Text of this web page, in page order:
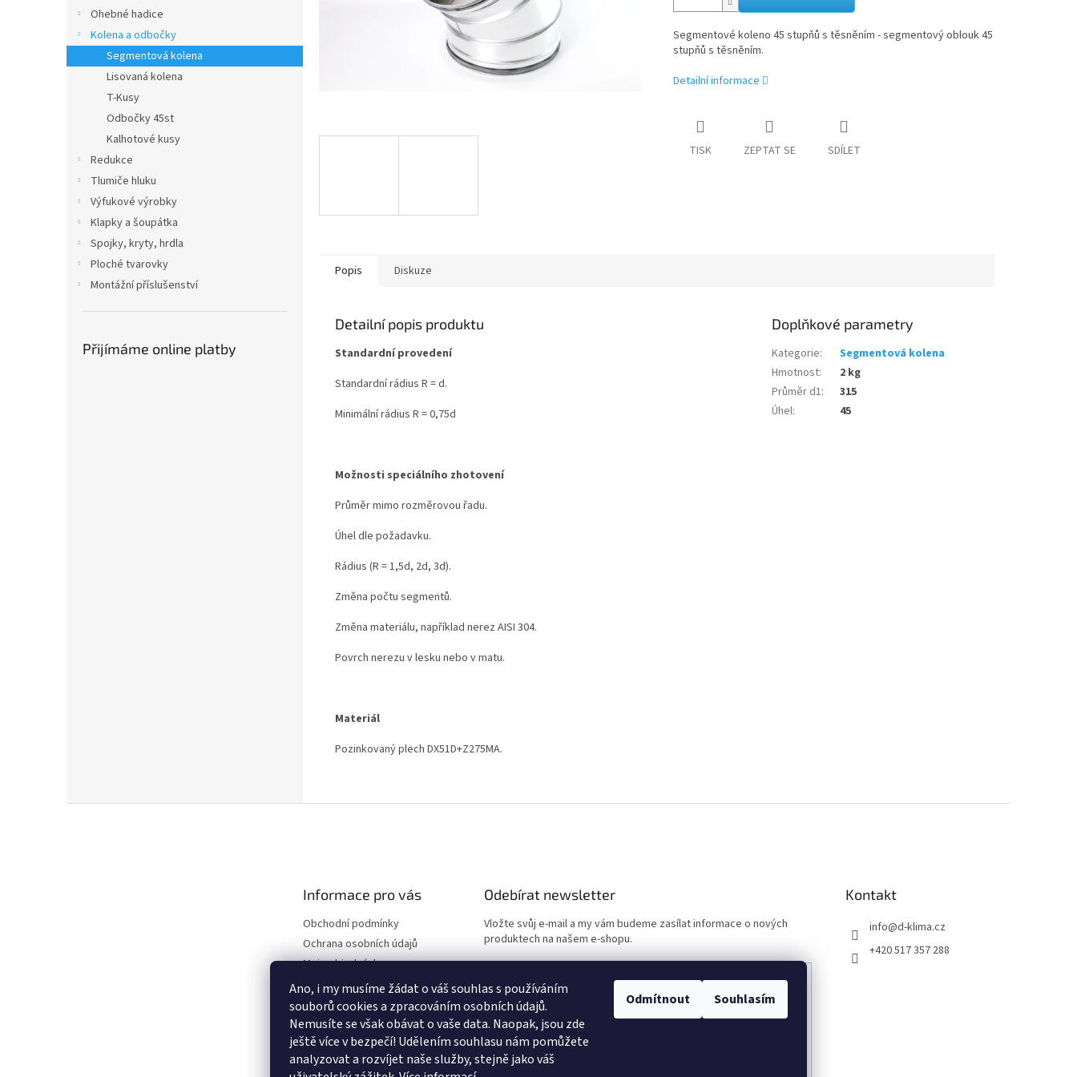
Ano, i my musíme žádat o váš souhlas s používáním
souborů cookies a zpracováním osobních údajů.
Nemusíte se však obávat o vaše data. Naopak, jsou zde
ještě více v bezpečí! Udělením souhlasu nám pomůžete
analyzovat a rozvíjet naše služby, stejně jako váš
Odmítnout Souhlasím
l
Ohebné hadice
Kolena a odbočky
Segmentová kolena
Lisovaná kolena
T-Kusy
Odbočky 45st
Kalhotové kusy
Redukce
Tlumiče hluku
Výfukové výrobky
Klapky a šoupátka
Spojky, kryty, hrdla
Ploché tvarovky
Montážní příslušenství
Přijímáme online platby
Segmentové koleno 45 stupňů s těsněním - segmentový oblouk 45
stupňů s těsněním.
Detailní informace
TISK ZEPTAT SE SDÍLET
Popis Diskuze
Detailní popis produktu
Standardní provedení
Standardní rádius R = d.
Minimální rádius R = 0,75d
Možnosti speciálního zhotovení
Průměr mimo rozměrovou řadu.
Úhel dle požadavku.
Rádius (R = 1,5d, 2d, 3d).
Změna počtu segmentů.
Změna materiálu, například nerez AISI 304.
Povrch nerezu v lesku nebo v matu.
Materiál
Pozinkovaný plech DX51D+Z275MA.
Doplňkové parametry
Kategorie:
Segmentová kolena
Hmotnost:
2 kg
Průměr d1:
315
Úhel: 45
Informace pro vás
Obchodní podmínky
Ochrana osobních údajů
Moje objednávka
Odebírat newsletter
Vložte svůj e-mail a my vám budeme zasílat informace o nových
produktech na našem e-shopu.
Vložením e-mailu souhlasíte s
údajů
PŘIHLÁSIT SE
Kontakt
info@d-klima.cz
+420 517 357 288